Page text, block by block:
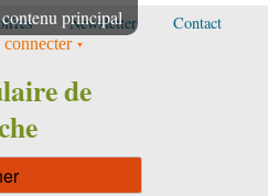
principal
Newsletter Contact
connecter
de